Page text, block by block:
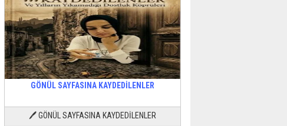
GÖNÜL SAYFASINA KAYDEDİLENLER
🖊 GÖNÜL SAYFASINA KAYDEDİLENLER